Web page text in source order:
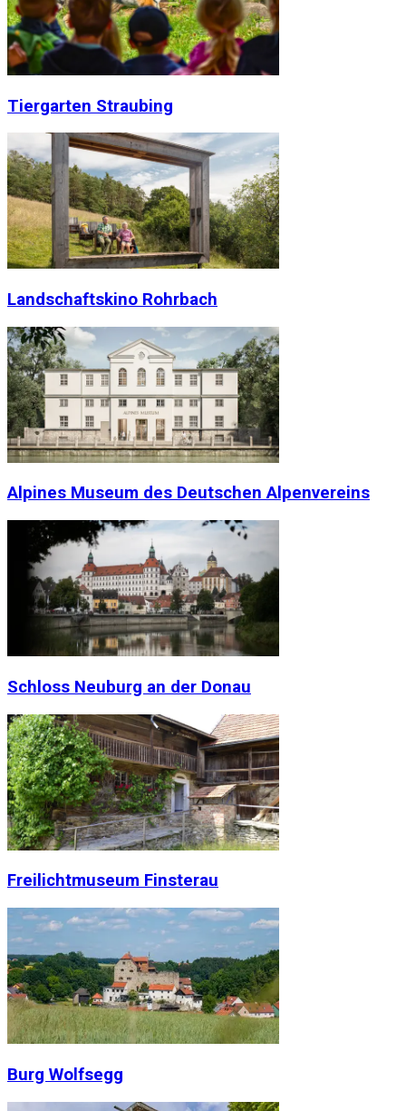
Tiergarten Straubing
Landschaftskino Rohrbach
Alpines Museum des Deutschen Alpenvereins
Schloss Neuburg an der Donau
Freilichtmuseum Finsterau
Burg Wolfsegg